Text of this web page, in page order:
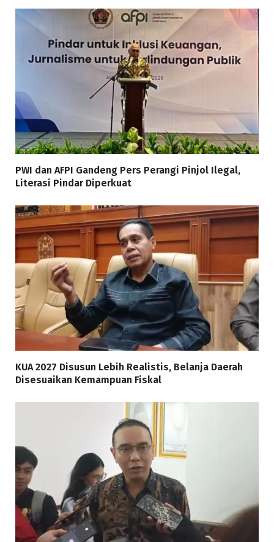
PWI dan AFPI Gandeng Pers Perangi Pinjol Ilegal,
Literasi Pindar Diperkuat
KUA 2027 Disusun Lebih Realistis, Belanja Daerah
Disesuaikan Kemampuan Fiskal